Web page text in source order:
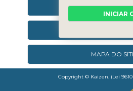
MAPA DO
Copyright © Kaizen. (Lei 9610
INICIAR